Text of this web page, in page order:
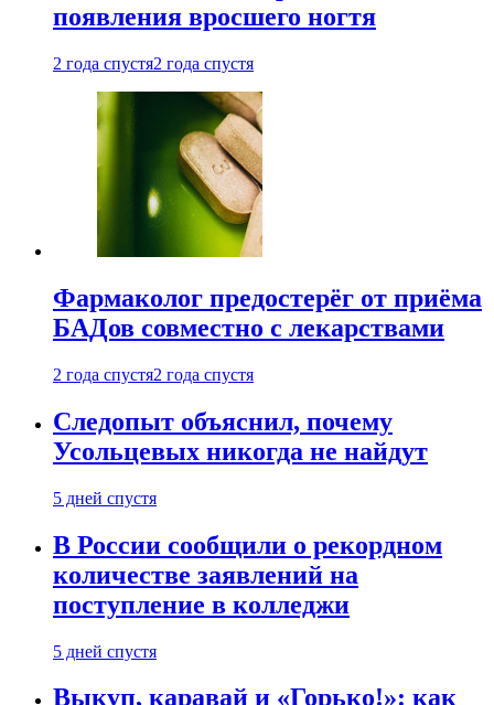
появления вросшего ногтя
2 года спустя2 года спустя
Фармаколог предостерёг от приёма
БАДов совместно с лекарствами
2 года спустя2 года спустя
Следопыт объяснил, почему
Усольцевых никогда не найдут
5 дней спустя
В России сообщили о рекордном
количестве заявлений на
поступление в колледжи
5 дней спустя
Выкуп, каравай и «Горько!»: как